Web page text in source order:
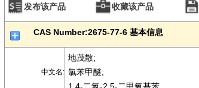
发布该产品 收藏该产品
CAS Number:2675-77-6 基本信息
中文名:
地茂散;
氯苯甲醚;